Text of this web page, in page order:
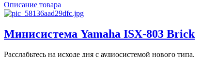
Описание товара
Минисистема Yamaha ISX-803 Brick
Расслабьтесь на исходе дня с аудиосистемой нового типа.